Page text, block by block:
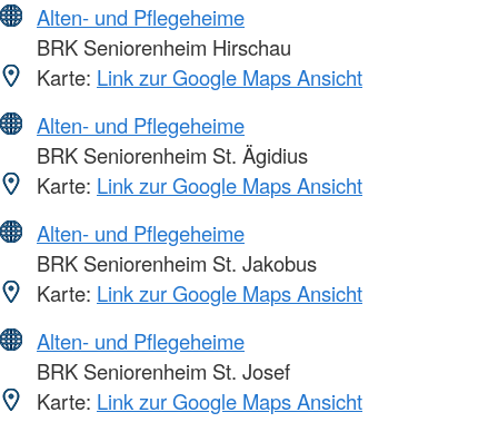
Alten- und Pflegeheime
BRK Seniorenheim Hirschau
Karte: Link zur Google Maps Ansicht
Alten- und Pflegeheime
BRK Seniorenheim St. Ägidius
Karte: Link zur Google Maps Ansicht
Alten- und Pflegeheime
BRK Seniorenheim St. Jakobus
Karte: Link zur Google Maps Ansicht
Alten- und Pflegeheime
BRK Seniorenheim St. Josef
Karte: Link zur Google Maps Ansicht